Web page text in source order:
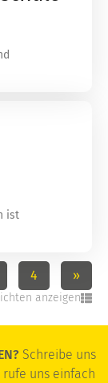
ist
4 »
anzeigen
Schreibe uns
uns einfach